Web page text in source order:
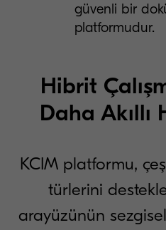
güvenli bir
platformudur.
Hibrit
Daha Akıllı
KCIM platformu,
türlerini
arayüzünün